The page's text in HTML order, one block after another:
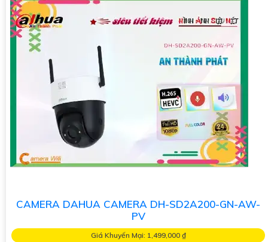
CAMERA DAHUA CAMERA DH-SD2A200-GN-AW-
PV
Giá Khuyến Mại: 1,499,000 ₫